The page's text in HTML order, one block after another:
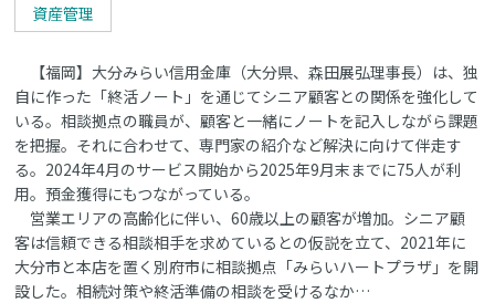
資産管理
【福岡】大分みらい信用金庫（大分県、森田展弘理事長）は、独
自に作った「終活ノート」を通じてシニア顧客との関係を強化して
いる。相談拠点の職員が、顧客と一緒にノートを記入しながら課題
を把握。それに合わせて、専門家の紹介など解決に向けて伴走す
る。2024年4月のサービス開始から2025年9月末までに75人が利
用。預金獲得にもつながっている。
営業エリアの高齢化に伴い、60歳以上の顧客が増加。シニア顧
客は信頼できる相談相手を求めているとの仮説を立て、2021年に
大分市と本店を置く別府市に相談拠点「みらいハートプラザ」を開
設した。相続対策や終活準備の相談を受けるなか…